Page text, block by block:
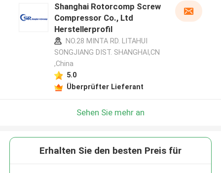
Shanghai Rotorcomp Screw
Compressor Co., Ltd
Herstellerprofil
NO.28 MINTA RD. LITAHUI
SONGJIANG DIST. SHANGHAI,CN
,China
5.0
Überprüfter Lieferant
Sehen Sie mehr an
Erhalten Sie den besten Preis für